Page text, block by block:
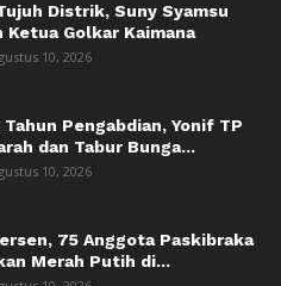
Distrik, Suny Syamsu
Ketua Golkar Kaimana
10, 2026
Pengabdian, Yonif TP
dan Tabur Bunga...
10, 2026
75 Anggota Paskibraka
Merah Putih di...